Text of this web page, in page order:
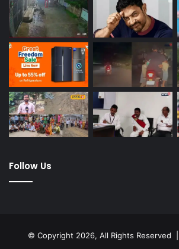
Follow Us
© Copyright 2026, All Rights Reserved |